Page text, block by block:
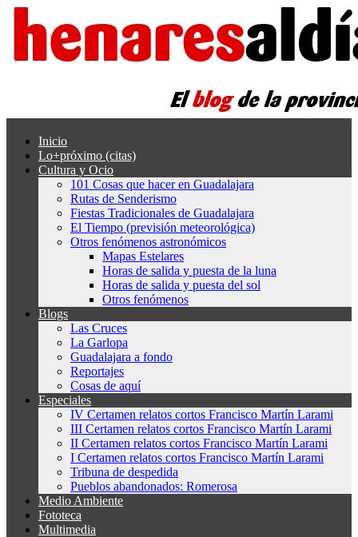
Inicio
Lo+próximo (citas)
Cultura y Ocio
101 Cosas que hacer en Guadalajara
Rutas de Senderismo
Fiestas Tradicionales de Guadalajara
El Tiempo (previsión meteorológica)
Otros fenómenos astronómicos
Mapas Estelares
Horas de salida y puesta de la luna
Horas de salida y puesta del sol
Otros fenómenos
Blogs
Las Cruces
La Garlopa
Guadalajara a fondo
Reportajes
Cosas de aquí
Especiales
IV Certamen relatos cortos Francisco Martín Larami
III Certamen relatos cortos Francisco Martín Larami
II Certamen relatos cortos Francisco Martín Larami
I Certamen relatos cortos Francisco Martín Larami
Tribuna de despedida
Pueblos abandonados: Romerosa
Medio Ambiente
Fototeca
Multimedia